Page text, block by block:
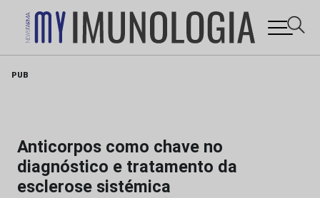
PUB
Anticorpos como chave no
diagnóstico e tratamento da
esclerose sistémica